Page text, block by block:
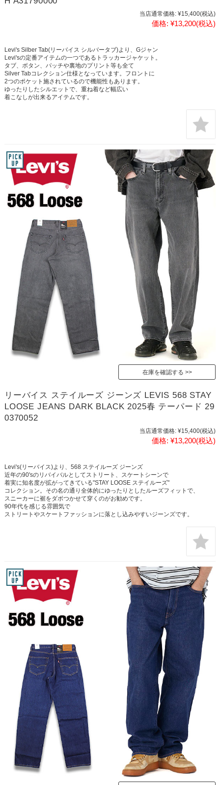
当店通常価格: ¥15,400(税込)
価格: ¥13,200(税込)
Levi's Silber Tab(リーバイス シルバータブ)より、Gジャン
Levi'sの定番アイテムの一つであるトラッカージャケット。
タブ、ボタン、パッチや裏地のプリント等も全て
Silver Tabコレクション仕様となっています。フロントに
2つのポケット施されているので機能性もあります。
ゆったりしたシルエットで、重ね着など幅広い
着こなしが出来るアイテムです。
在庫を確認する
リーバイス ステイルーズ ジーンズ LEVIS 568 STAY
LOOSE JEANS DARK BLACK 2025春 テーパード 29
0370052
当店通常価格: ¥15,400(税込)
価格: ¥13,200(税込)
Levi's(リーバイス)より、568 ステイルーズ ジーンズ
近年の90'sのリバイバルとしてストリート、スケートシーンで
着実に知名度が拡がってきている"STAY LOOSE ステイルーズ"
コレクション。その名の通り全体的にゆったりとしたルーズフィットで、
スニーカーに裾をダボつかせて穿くのがお勧めです。
90年代を感じる雰囲気で
ストリートやスケートファッションに落とし込みやすいジーンズです。